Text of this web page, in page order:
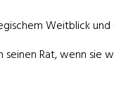
Weitblick
Rat, wenn